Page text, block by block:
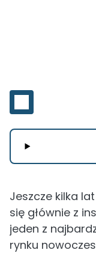
Jeszcze kilka
się głównie z
jeden z
rynku